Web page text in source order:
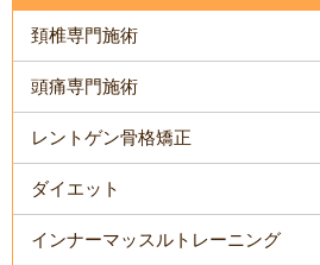
頚椎専門施術
頭痛専門施術
レントゲン骨格矯正
ダイエット
インナーマッスルトレーニング